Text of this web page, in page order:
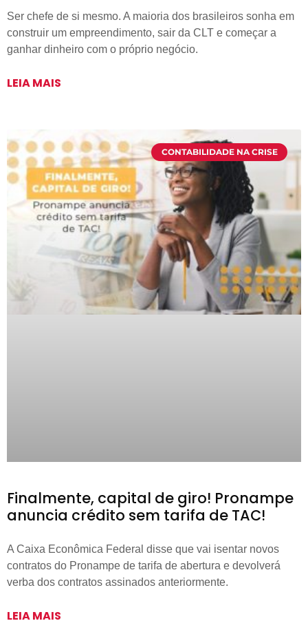
Ser chefe de si mesmo. A maioria dos brasileiros sonha em
construir um empreendimento, sair da CLT e começar a
ganhar dinheiro com o próprio negócio.
LEIA MAIS
CONTABILIDADE NA CRISE
Finalmente, capital de giro! Pronampe
anuncia crédito sem tarifa de TAC!
A Caixa Econômica Federal disse que vai isentar novos
contratos do Pronampe de tarifa de abertura e devolverá
verba dos contratos assinados anteriormente.
LEIA MAIS